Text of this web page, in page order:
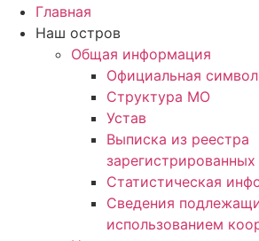
Главная
Наш остров
Общая информация
Официальная
Структура МО
Устав
Выписка из реестра
Статистическая
Сведения
использованием